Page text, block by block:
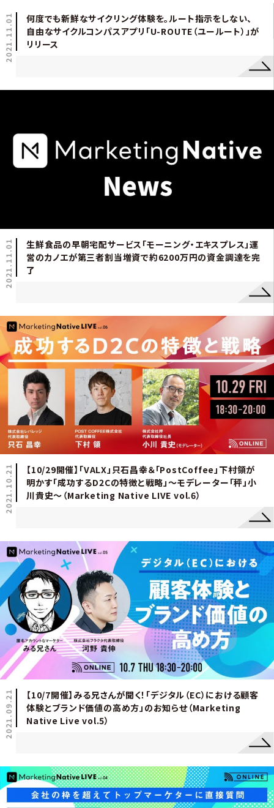
2021.11.01
何度でも新鮮なサイクリング体験を。ルート指示をしない、
自由なサイクルコンパスアプリ「U-ROUTE（ユールート）」が
リリース
2021.11.01
生鮮食品の早朝宅配サービス「モーニング・エキスプレス」運
営のカノエが第三者割当増資で約6200万円の資金調達を完
了
2021.10.21
【10/29開催】「VALX」只石昌幸＆「PostCoffee」下村領が
明かす「成功するD2Cの特徴と戦略」～モデレーター「秤」小
川貴史～（Marketing Native LIVE vol.6）
2021.09.21
【10/7開催】みる兄さんが聞く！「デジタル（EC）における顧客
体験とブランド価値の高め方」のお知らせ（Marketing
Native Live vol.5）